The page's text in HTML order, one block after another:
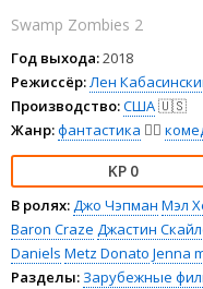
Swamp Zombies 2
Год выхода:2018
Режиссёр: Лен
Производство:США🇺🇸
Жанр:фантастика 🧙‍♀️
0
В ролях: Джо Чэпман Мэл
Baron Craze Джастин
Daniels Metz Donato Jenna
Разделы: Зарубежные